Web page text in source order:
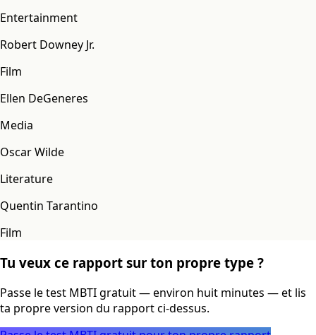
Entertainment
Robert Downey Jr.
Film
Ellen DeGeneres
Media
Oscar Wilde
Literature
Quentin Tarantino
Film
Tu veux ce rapport sur ton propre type ?
Passe le test MBTI gratuit — environ huit minutes — et lis
ta propre version du rapport ci-dessus.